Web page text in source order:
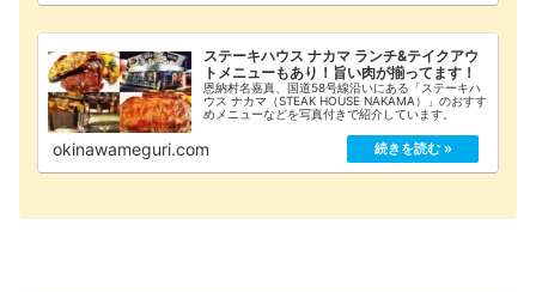
ステーキハウス ナカマ ランチ&テイクアウ
トメニューもあり！旨い肉が揃ってます！
恩納村名嘉真、国道58号線沿いにある「ステーキハ
ウス ナカマ（STEAK HOUSE NAKAMA）」のおすす
めメニューなどを写真付きで紹介しています。
okinawameguri.com